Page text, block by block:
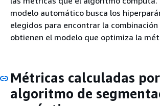
modelo automático busca los
elegidos para encontrar la
obtienen el modelo que optimiza la
Métricas calculadas
algoritmo de